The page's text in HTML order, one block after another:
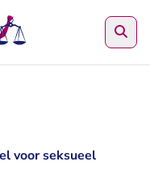
voor seksueel